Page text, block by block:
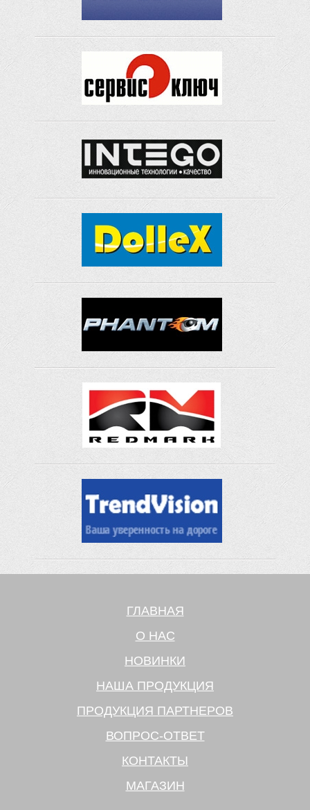
ГЛАВНАЯ
О НАС
НОВИНКИ
НАША ПРОДУКЦИЯ
ПРОДУКЦИЯ ПАРТНЕРОВ
ВОПРОС-ОТВЕТ
КОНТАКТЫ
МАГАЗИН